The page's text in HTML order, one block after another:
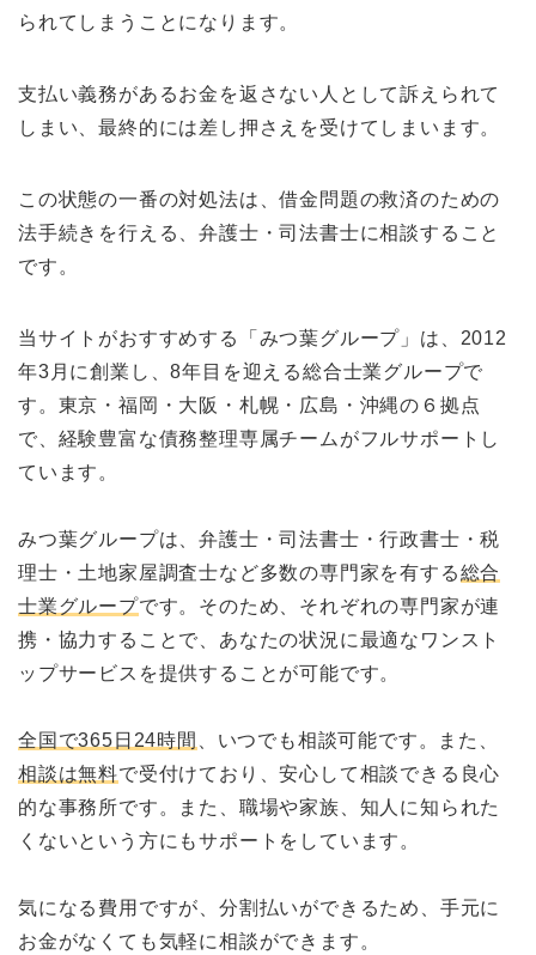
られてしまうことになります。
支払い義務があるお金を返さない人として訴えられて
しまい、最終的には差し押さえを受けてしまいます。
この状態の一番の対処法は、借金問題の救済のための
法手続きを行える、弁護士・司法書士に相談すること
です。
当サイトがおすすめする「みつ葉グループ」は、2012
年3月に創業し、8年目を迎える総合士業グループで
す。東京・福岡・大阪・札幌・広島・沖縄の６拠点
で、経験豊富な債務整理専属チームがフルサポートし
ています。
みつ葉グループは、弁護士・司法書士・行政書士・税
理士・土地家屋調査士など多数の専門家を有する総合
士業グループです。そのため、それぞれの専門家が連
携・協力することで、あなたの状況に最適なワンスト
ップサービスを提供することが可能です。
全国で365日24時間
、いつでも相談可能です。また、
相談は無料で受付けており、安心して相談できる良心
的な事務所です。また、職場や家族、知人に知られた
くないという方にもサポートをしています。
気になる費用ですが、分割払いができるため、手元に
お金がなくても気軽に相談ができます。